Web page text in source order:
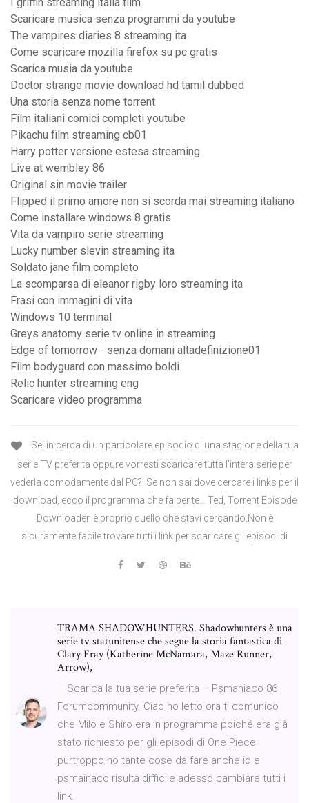
I griffin streaming italia film
Scaricare musica senza programmi da youtube
The vampires diaries 8 streaming ita
Come scaricare mozilla firefox su pc gratis
Scarica musia da youtube
Doctor strange movie download hd tamil dubbed
Una storia senza nome torrent
Film italiani comici completi youtube
Pikachu film streaming cb01
Harry potter versione estesa streaming
Live at wembley 86
Original sin movie trailer
Flipped il primo amore non si scorda mai streaming italiano
Come installare windows 8 gratis
Vita da vampiro serie streaming
Lucky number slevin streaming ita
Soldato jane film completo
La scomparsa di eleanor rigby loro streaming ita
Frasi con immagini di vita
Windows 10 terminal
Greys anatomy serie tv online in streaming
Edge of tomorrow - senza domani altadefinizione01
Film bodyguard con massimo boldi
Relic hunter streaming eng
Scaricare video programma
Sei in cerca di un particolare episodio di una stagione della tua
serie TV preferita oppure vorresti scaricare tutta l’intera serie per
vederla comodamente dal PC?. Se non sai dove cercare i links per il
download, ecco il programma che fa per te… Ted, Torrent Episode
Downloader, è proprio quello che stavi cercando.Non è
sicuramente facile trovare tutti i link per scaricare gli episodi di
TRAMA SHADOWHUNTERS. Shadowhunters è una
serie tv statunitense che segue la storia fantastica di
Clary Fray (Katherine McNamara, Maze Runner,
Arrow),
– Scarica la tua serie preferita – Psmaniaco 86
Forumcommunity. Ciao ho letto ora ti comunico
che Milo e Shiro era in programma poiché era già
stato richiesto per gli episodi di One Piece
purtroppo ho tante cose da fare anche io e
psmainaco risulta difficile adesso cambiare tutti i
link.